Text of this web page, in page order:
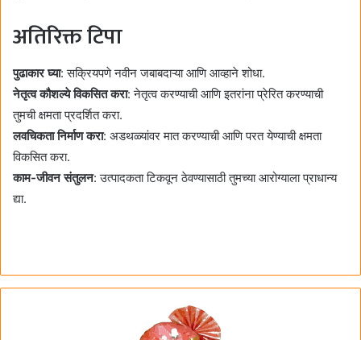
अतिरिक्त टिपा
पुढाकार घ्या: सक्रियपणे नवीन जबाबदाऱ्या आणि आव्हाने शोधा.
नेतृत्व कौशल्ये विकसित करा: नेतृत्व करण्याची आणि इतरांना प्रेरित करण्याची
तुमची क्षमता प्रदर्शित करा.
लवचिकता निर्माण करा: अडथळ्यांवर मात करण्याची आणि परत येण्याची क्षमता
विकसित करा.
काम-जीवन संतुलन: उत्पादकता टिकवून ठेवण्यासाठी तुमच्या आरोग्याला प्राधान्य
द्या.